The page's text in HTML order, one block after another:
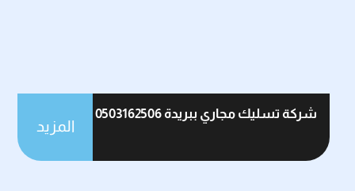
شركة تسليك مجاري ببريدة 0503162506
المزيد